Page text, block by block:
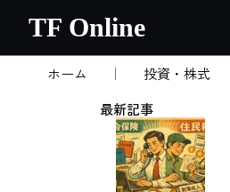
を
TF Online
ホーム 投資・株式
最新記事